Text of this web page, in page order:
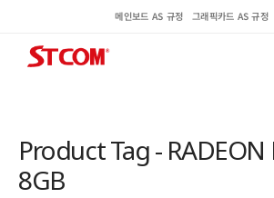
메인보드 AS 규정 그래픽카드 AS 규정
Product Tag - RADEON
8GB